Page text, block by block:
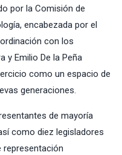
por la Comisión de
encabezada por el
con los
y Emilio De la Peña
como un espacio de
generaciones.
de mayoría
como diez legisladores
representación